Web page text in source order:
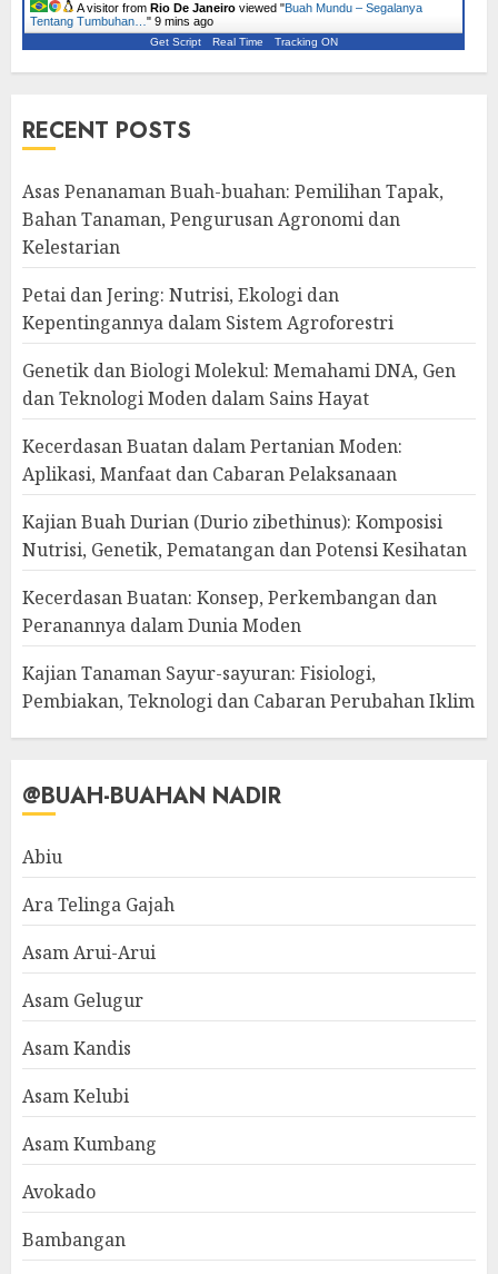
A visitor from Rio De Janeiro viewed "Buah Mundu – Segalanya
Tentang Tumbuhan… " 9 mins ago
Get Script Real Time Tracking ON
RECENT POSTS
Asas Penanaman Buah-buahan: Pemilihan Tapak,
Bahan Tanaman, Pengurusan Agronomi dan
Kelestarian
Petai dan Jering: Nutrisi, Ekologi dan
Kepentingannya dalam Sistem Agroforestri
Genetik dan Biologi Molekul: Memahami DNA, Gen
dan Teknologi Moden dalam Sains Hayat
Kecerdasan Buatan dalam Pertanian Moden:
Aplikasi, Manfaat dan Cabaran Pelaksanaan
Kajian Buah Durian (Durio zibethinus): Komposisi
Nutrisi, Genetik, Pematangan dan Potensi Kesihatan
Kecerdasan Buatan: Konsep, Perkembangan dan
Peranannya dalam Dunia Moden
Kajian Tanaman Sayur-sayuran: Fisiologi,
Pembiakan, Teknologi dan Cabaran Perubahan Iklim
@BUAH-BUAHAN NADIR
Abiu
Ara Telinga Gajah
Asam Arui-Arui
Asam Gelugur
Asam Kandis
Asam Kelubi
Asam Kumbang
Avokado
Bambangan